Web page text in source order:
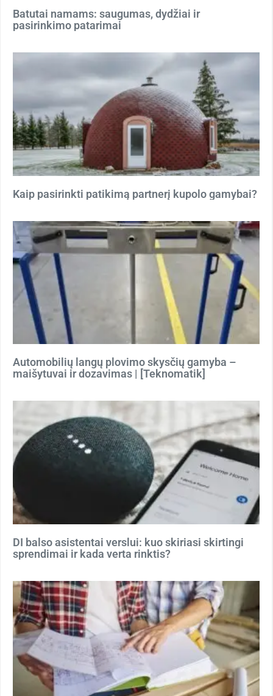
Batutai namams: saugumas, dydžiai ir
pasirinkimo patarimai
Kaip pasirinkti patikimą partnerį kupolo gamybai?
Automobilių langų plovimo skysčių gamyba –
maišytuvai ir dozavimas | [Teknomatik]
DI balso asistentai verslui: kuo skiriasi skirtingi
sprendimai ir kada verta rinktis?